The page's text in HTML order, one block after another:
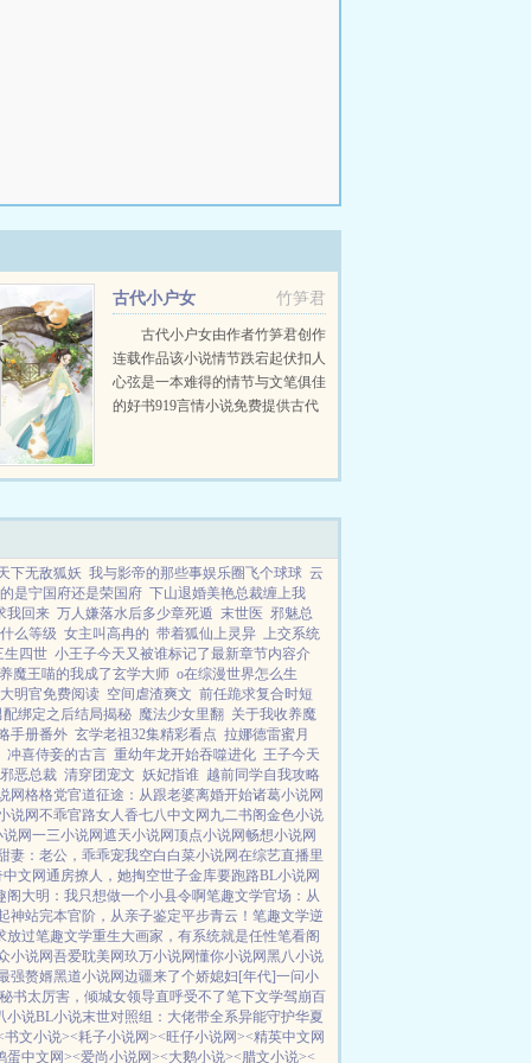
竹笋君
古代小户女
古代小户女由作者竹笋君创作
连载作品该小说情节跌宕起伏扣人
心弦是一本难得的情节与文笔俱佳
的好书919言情小说免费提供古代
下无敌狐妖 我与影帝的那些事娱乐圈飞个球球 云
是宁国府还是荣国府 下山退婚美艳总裁缠上我
我回来 万人嫌落水后多少章死遁 末世医 邪魅总
么等级 女主叫高冉的 带着狐仙上灵异 上交系统
生四世 小王子今天又被谁标记了最新章节内容介
魔王喵的我成了玄学大师 o在综漫世界怎么生
大明官免费阅读 空间虐渣爽文 前任跪求复合时短
配绑定之后结局揭秘 魔法少女里翻 关于我收养魔
手册番外 玄学老祖32集精彩看点 拉娜德雷蜜月
冲喜侍妾的古言 重幼年龙开始吞噬进化 王子今天
邪恶总裁 清穿团宠文 妖妃指谁 越前同学自我攻略
网格格党官道征途：从跟老婆离婚开始诸葛小说网
说网不乖官路女人香七八中文网 九二书阁金色小说
网一三小说网遮天小说网顶点小说网畅想小说网
妻：老公，乖乖宠我空白 白菜小说网在综艺直播里
文网通房撩人，她掏空世子金库要跑路BL小说网
阁 大明：我只想做一个小县令啊笔趣文学官场：从
神站完本官阶，从亲子鉴定平步青云！ 笔趣文学逆
放过笔趣文学重生大画家，有系统就是任性笔看阁
小说网吾爱耽美网玖万小说网懂你小说网黑八小说
强赘婿黑道小说网边疆来了个娇媳妇[年代]一问小
秘书太厉害，倾城女领导直呼受不了笔下文学驾崩百
小说BL小说末世对照组：大佬带全系异能守护华夏
书文小说><耗子小说网><旺仔小说网><精英中文网
蛋中文网><爱尚小说网><大鹅小说><腊文小说><